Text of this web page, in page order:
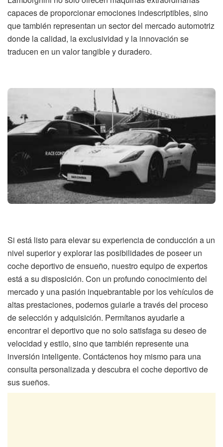
capaces de proporcionar emociones indescriptibles, sino
que también representan un sector del mercado automotriz
donde la calidad, la exclusividad y la innovación se
traducen en un valor tangible y duradero.
Si está listo para elevar su experiencia de conducción a un
nivel superior y explorar las posibilidades de poseer un
coche deportivo de ensueño, nuestro equipo de expertos
está a su disposición. Con un profundo conocimiento del
mercado y una pasión inquebrantable por los vehículos de
altas prestaciones, podemos guiarle a través del proceso
de selección y adquisición. Permítanos ayudarle a
encontrar el deportivo que no solo satisfaga su deseo de
velocidad y estilo, sino que también represente una
inversión inteligente. Contáctenos hoy mismo para una
consulta personalizada y descubra el coche deportivo de
sus sueños.